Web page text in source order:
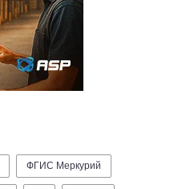
ФГИС Меркурий